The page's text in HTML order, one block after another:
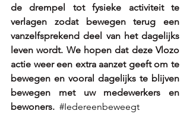
de drempel tot fysieke activiteit te
verlagen zodat bewegen terug een
vanzelfsprekend deel van het dagelijks
leven wordt. We hopen dat deze Vlozo
actie weer een extra aanzet geeft om te
bewegen en vooral dagelijks te blijven
bewegen met uw medewerkers en
bewoners. #Iedereenbeweegt